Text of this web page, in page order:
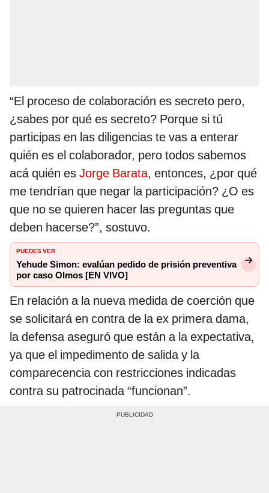
“El proceso de colaboración es secreto pero,
¿sabes por qué es secreto? Porque si tú
participas en las diligencias te vas a enterar
quién es el colaborador, pero todos sabemos
acá quién es Jorge Barata, entonces, ¿por qué
me tendrían que negar la participación? ¿O es
que no se quieren hacer las preguntas que
deben hacerse?”, sostuvo.
PUEDES VER
Yehude Simon: evalúan pedido de prisión preventiva
por caso Olmos [EN VIVO]
En relación a la nueva medida de coerción que
se solicitará en contra de la ex primera dama,
la defensa aseguró que están a la expectativa,
ya que el impedimento de salida y la
comparecencia con restricciones indicadas
contra su patrocinada “funcionan”.